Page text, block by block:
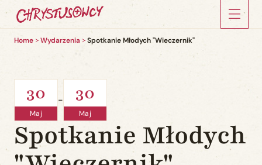
Home Wydarzenia Spotkanie Młodych "Wieczernik"
30
Maj
- 30
Maj
Spotkanie Młodych